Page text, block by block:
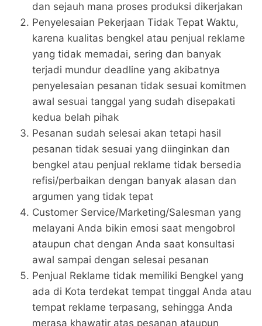
dan sejauh mana proses produksi dikerjakan
Penyelesaian Pekerjaan Tidak Tepat Waktu,
karena kualitas bengkel atau penjual reklame
yang tidak memadai, sering dan banyak
terjadi mundur deadline yang akibatnya
penyelesaian pesanan tidak sesuai komitmen
awal sesuai tanggal yang sudah disepakati
kedua belah pihak
Pesanan sudah selesai akan tetapi hasil
pesanan tidak sesuai yang diinginkan dan
bengkel atau penjual reklame tidak bersedia
refisi/perbaikan dengan banyak alasan dan
argumen yang tidak tepat
Customer Service/Marketing/Salesman yang
melayani Anda bikin emosi saat mengobrol
ataupun chat dengan Anda saat konsultasi
awal sampai dengan selesai pesanan
Penjual Reklame tidak memiliki Bengkel yang
ada di Kota terdekat tempat tinggal Anda atau
tempat reklame terpasang, sehingga Anda
merasa khawatir atas pesanan ataupun